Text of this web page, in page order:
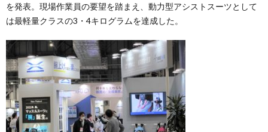
を発表。現場作業員の要望を踏まえ、動力型アシストスーツとして
は最軽量クラスの3・4キログラムを達成した。